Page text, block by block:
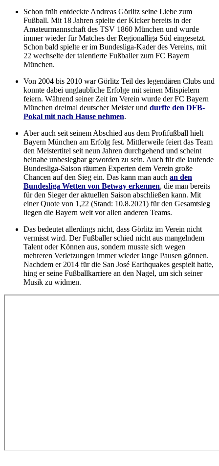
Schon früh entdeckte Andreas Görlitz seine Liebe zum
Fußball. Mit 18 Jahren spielte der Kicker bereits in der
Amateurmannschaft des TSV 1860 München und wurde
immer wieder für Matches der Regionalliga Süd eingesetzt.
Schon bald spielte er im Bundesliga-Kader des Vereins, mit
22 wechselte der talentierte Fußballer zum FC Bayern
München.
Von 2004 bis 2010 war Görlitz Teil des legendären Clubs und
konnte dabei unglaubliche Erfolge mit seinen Mitspielern
feiern. Während seiner Zeit im Verein wurde der FC Bayern
München dreimal deutscher Meister und durfte den DFB-
Pokal mit nach Hause nehmen.
Aber auch seit seinem Abschied aus dem Profifußball hielt
Bayern München am Erfolg fest. Mittlerweile feiert das Team
den Meistertitel seit neun Jahren durchgehend und scheint
beinahe unbesiegbar geworden zu sein. Auch für die laufende
Bundesliga-Saison räumen Experten dem Verein große
Chancen auf den Sieg ein. Das kann man auch an den
Bundesliga Wetten von Betway erkennen, die man bereits
für den Sieger der aktuellen Saison abschließen kann. Mit
einer Quote von 1,22 (Stand: 10.8.2021) für den Gesamtsieg
liegen die Bayern weit vor allen anderen Teams.
Das bedeutet allerdings nicht, dass Görlitz im Verein nicht
vermisst wird. Der Fußballer schied nicht aus mangelndem
Talent oder Können aus, sondern musste sich wegen
mehreren Verletzungen immer wieder lange Pausen gönnen.
Nachdem er 2014 für die San José Earthquakes gespielt hatte,
hing er seine Fußballkarriere an den Nagel, um sich seiner
Musik zu widmen.